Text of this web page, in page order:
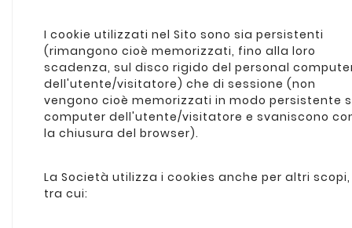
I cookie utilizzati nel Sito sono sia persistenti
(rimangono cioè memorizzati, fino alla loro
scadenza, sul disco rigido del personal
dell'utente/visitatore) che di sessione (non
vengono cioè memorizzati in modo persistente
computer dell'utente/visitatore e svaniscono
la chiusura del browser).
La Società utilizza i cookies anche per altri scopi,
tra cui: